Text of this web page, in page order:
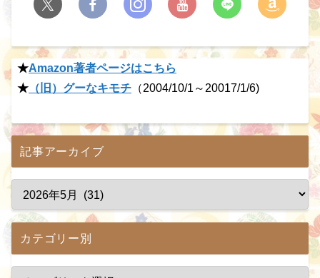
★Amazon著者ページはこちら
★ （旧）グーなキモチ （2004/10/1～20017/1/6)
記事アーカイブ
カテゴリー別